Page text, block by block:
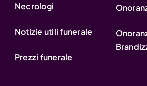
Necrologi
Notizie utili funerale
Prezzi funerale